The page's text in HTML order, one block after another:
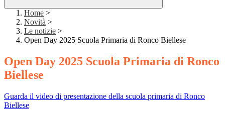
Home >
Novità >
Le notizie >
Open Day 2025 Scuola Primaria di Ronco Biellese
Open Day 2025 Scuola Primaria di Ronco
Biellese
Guarda il video di presentazione della scuola primaria di Ronco
Biellese